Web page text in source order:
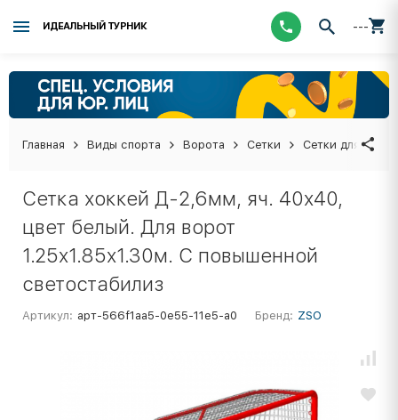
ИДЕАЛЬНЫЙ ТУРНИК ---
Главная Виды спорта Ворота Сетки Сетки для
Сетка хоккей Д-2,6мм, яч. 40x40,
цвет белый. Для ворот
1.25x1.85x1.30м. С повышенной
светостабилиз
Артикул: арт-566f1aa5-0e55-11e5-a0 Бренд: ZSO